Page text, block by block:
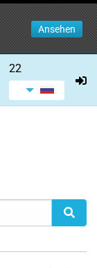
Ansehen
22